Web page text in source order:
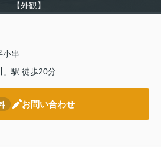
【外観】
小串
」駅 徒歩20分
お問い合わせ